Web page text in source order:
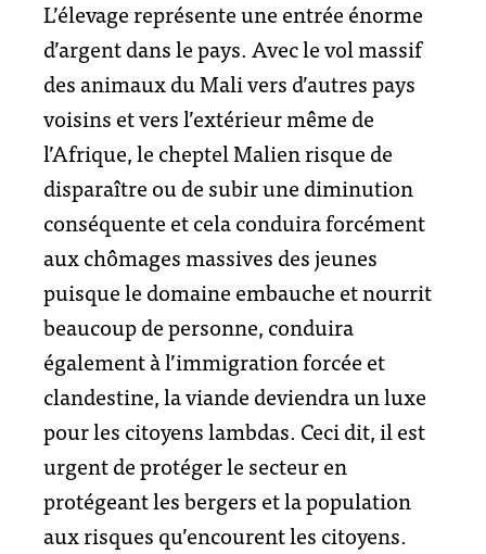
L’élevage représente une entrée énorme
d’argent dans le pays. Avec le vol massif
des animaux du Mali vers d’autres pays
voisins et vers l’extérieur même de
l’Afrique, le cheptel Malien risque de
disparaître ou de subir une diminution
conséquente et cela conduira forcément
aux chômages massives des jeunes
puisque le domaine embauche et nourrit
beaucoup de personne, conduira
également à l’immigration forcée et
clandestine, la viande deviendra un luxe
pour les citoyens lambdas. Ceci dit, il est
urgent de protéger le secteur en
protégeant les bergers et la population
aux risques qu’encourent les citoyens.